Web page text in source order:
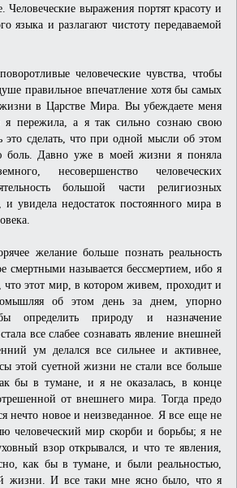
Человеческие выражения портят красоту и
языка и разлагают чистоту передаваемой
человеческие чувства, чтобы
правильное впечатление хотя бы самых
в Царстве Мира. Вы убеждаете меня
я пережила, а я так сильно сознаю свою
это сделать, что при одной мысли об этом
боль. Давно уже в моей жизни я поняла
несовершенство человеческих
большой части религиозных
увидела недостаток постоянного мира в
желание больше познать реальность
смертными называется бессмертием, ибо я
что этот мир, в котором живем, проходит и
об этом день за днем, упорно
определить природу и назначение
все слабее сознавать явление внешней
ум делался все сильнее и активнее,
этой суетной жизни не стали все больше
бы в тумане, и я не оказалась, в конце
от внешнего мира. Тогда предо
нечто новое и неизведанное. Я все еще не
человеческий мир скорби и борьбы; я не
взор открывался, и что те явления,
как бы в тумане, и были реальностью,
жизни. И все таки мне ясно было, что я